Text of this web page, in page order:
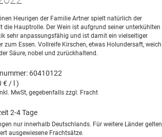
Heurigen der Familie Artner spielt natürlich der
die Hauptrolle. Der Wein ist aufgrund seiner unterkühlten
sehr anpassungsfähig und ist damit ein vielseitiger
zum Essen. Vollreife Kirschen, etwas Holundersaft, weich
Säure, nobel und zurückhaltend.
60410122
€ / l )
MwSt, gegebenfalls zzgl. Fracht
2-4 Tage
nur innerhalb Deutschlands. Für weitere Länder gelten
ausgewiesene Frachtsätze.